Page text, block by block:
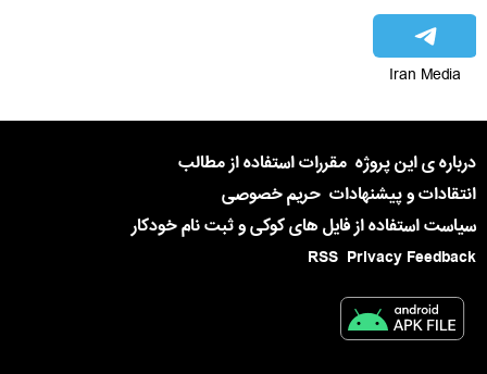
Iran Media
درباره ی این پروژه مقررات استفاده از مطالب
انتقادات و پیشنهادات حریم خصوصی
سیاست استفاده از فایل های کوکی و ثبت نام خودکار
Privacy Feedback
RSS